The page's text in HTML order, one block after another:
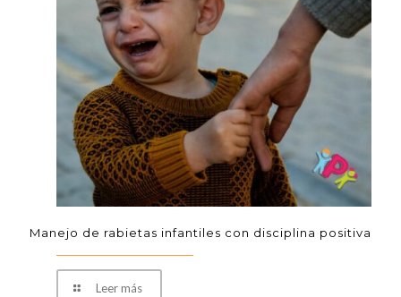
Manejo de rabietas infantiles con disciplina positiva
Leer más